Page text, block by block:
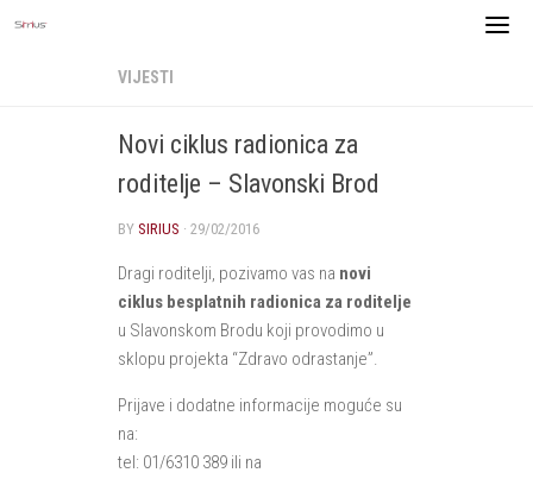
VIJESTI
Novi ciklus radionica za
roditelje – Slavonski Brod
BY SIRIUS · 29/02/2016
Dragi roditelji, pozivamo vas na novi
ciklus besplatnih radionica za roditelje
u Slavonskom Brodu koji provodimo u
sklopu projekta “Zdravo odrastanje”.
Prijave i dodatne informacije moguće su
na:
tel: 01/6310 389 ili na